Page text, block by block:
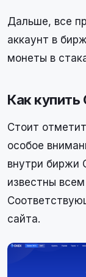
Дальше, все
аккаунт в
монеты в
Как купить
Стоит
особое
внутри биржи
известны
сайта.